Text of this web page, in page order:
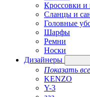
Кроссовки и
Сланцы и
Головные
Шарфы
Ремни
Носки
Дизайнеры
Показать все
KENZO
Y-3